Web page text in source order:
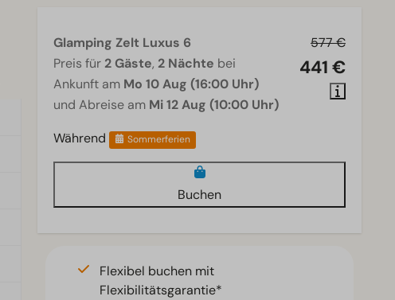
577 €
441 €
Glamping Zelt Luxus 6
Preis für 2 Gäste, 2 Nächte bei
Ankunft am Mo 10 Aug (16:00 Uhr)
und Abreise am Mi 12 Aug (10:00 Uhr)
Während
Sommerferien
Buchen
Flexibel buchen mit
Flexibilitätsgarantie*